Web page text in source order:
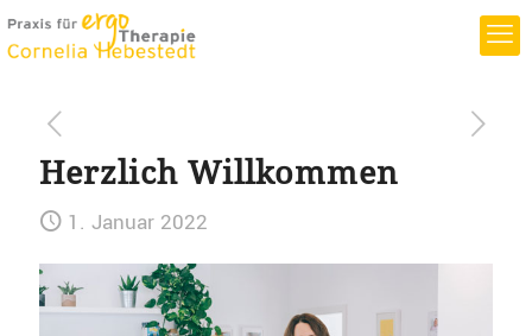
Herzlich Willkommen
1. Januar 2022